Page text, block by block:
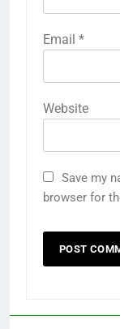
Email *
Website
Save my
browser for